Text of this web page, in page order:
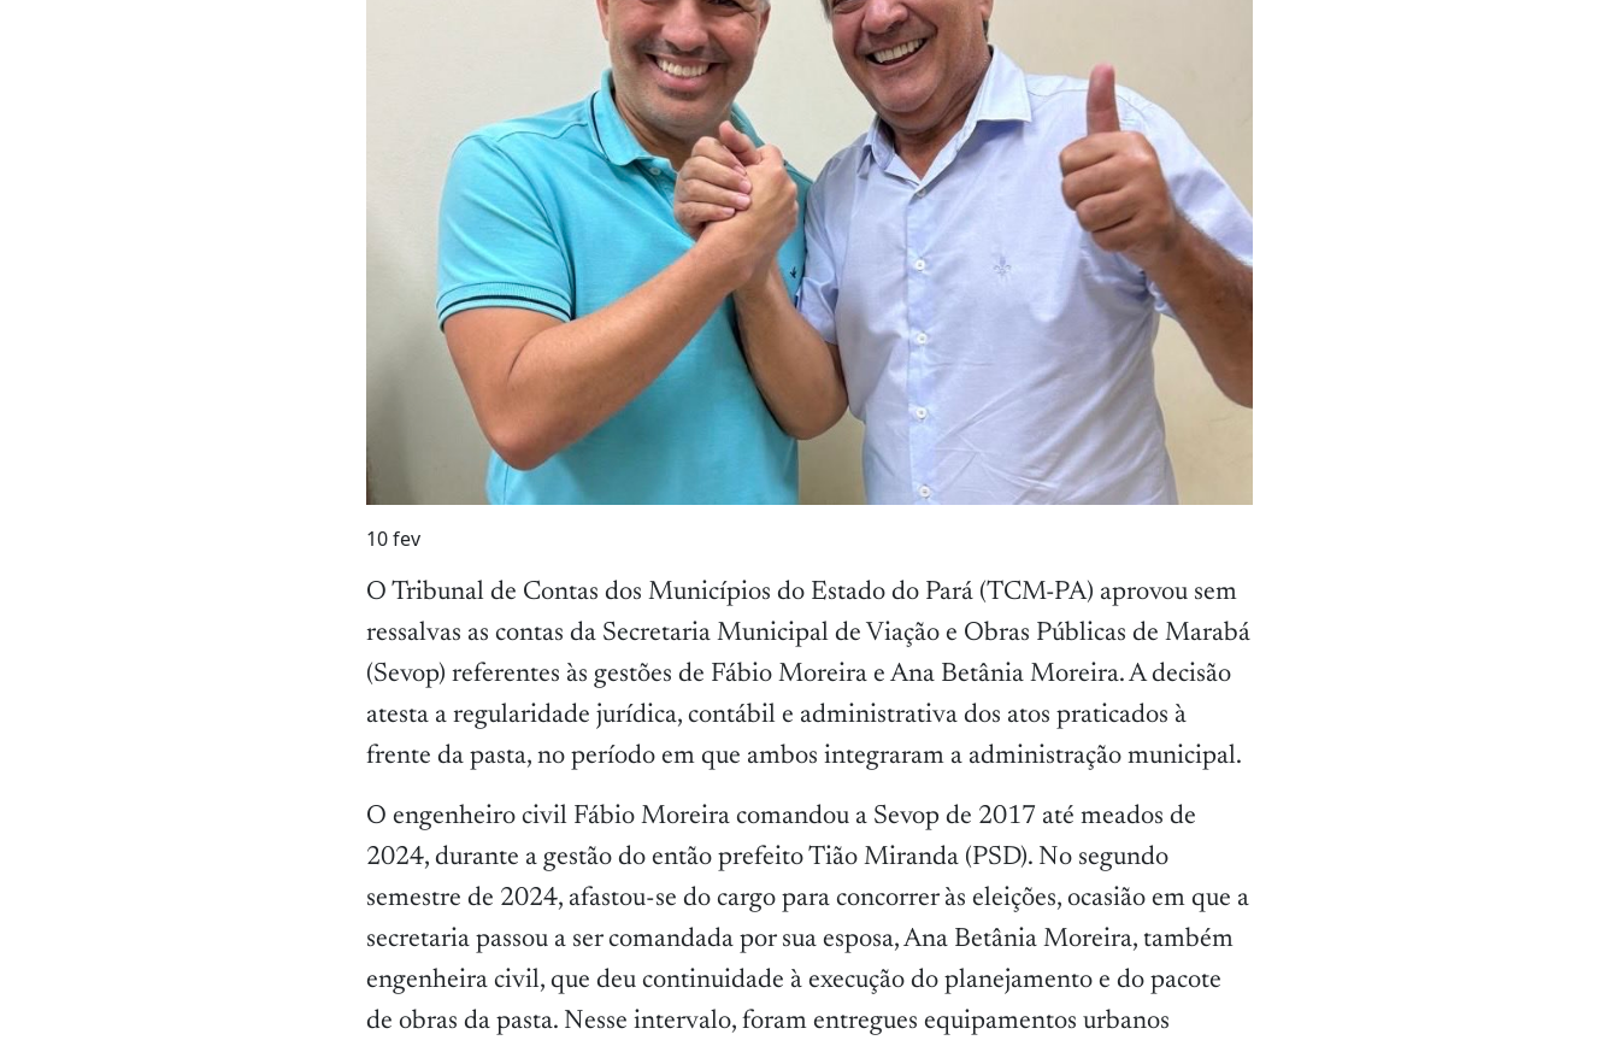
10fev
O Tribunal de Contas dos Municípios do Estado do Pará (TCM-PA) aprovou sem
ressalvas as contas da Secretaria Municipal de Viação e Obras Públicas de Marabá
(Sevop) referentes às gestões de Fábio Moreira e Ana Betânia Moreira. A decisão
atesta a regularidade jurídica, contábil e administrativa dos atos praticados à
frente da pasta, no período em que ambos integraram a administração municipal.
O engenheiro civil Fábio Moreira comandou a Sevop de 2017 até meados de
2024, durante a gestão do então prefeito Tião Miranda (PSD). No segundo
semestre de 2024, afastou-se do cargo para concorrer às eleições, ocasião em que a
secretaria passou a ser comandada por sua esposa, Ana Betânia Moreira, também
engenheira civil, que deu continuidade à execução do planejamento e do pacote
de obras da pasta. Nesse intervalo, foram entregues equipamentos urbanos